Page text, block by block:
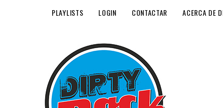
PLAYLISTS LOGIN CONTACTAR ACERCA DE